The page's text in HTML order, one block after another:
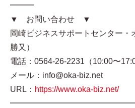
━━━
▼ お問い合わせ ▼
岡崎ビジネスサポートセンター・
勝又）
電話：0564-26-2231（10:00〜
メール：info@oka-biz.net
URL： https://www.oka-biz.net/